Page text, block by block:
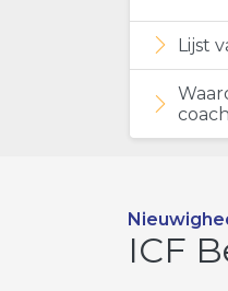
Lijst
ICF